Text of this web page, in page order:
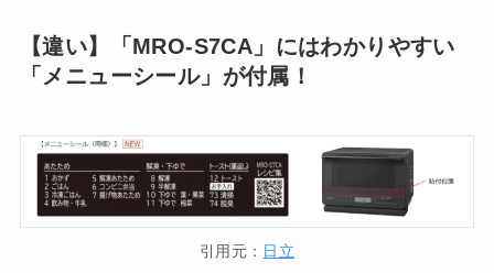
【違い】「MRO-S7CA」にはわかりやすい
「メニューシール」が付属！
引用元： 日立